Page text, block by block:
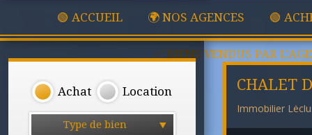
🟢 ACCUEIL 🌍 NOS AGENCES 🟢
✅ BIENS VENDUS PAR
Achat Location
Type de bien
CHALET
Immobilier